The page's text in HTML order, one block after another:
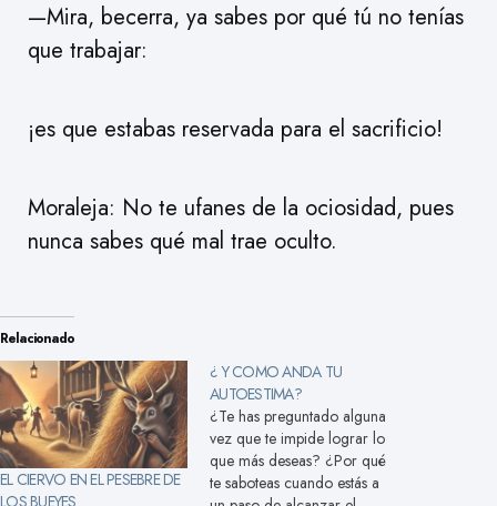
—Mira, becerra, ya sabes por qué tú no tenías
que trabajar:
¡es que estabas reservada para el sacrificio!
Moraleja: No te ufanes de la ociosidad, pues
nunca sabes qué mal trae oculto.
Relacionado
EL CIERVO EN EL PESEBRE DE
LOS BUEYES
¿ Y COMO ANDA TU
AUTOESTIMA?
¿Te has preguntado alguna
vez que te impide lograr lo
que más deseas? ¿Por qué
te saboteas cuando estás a